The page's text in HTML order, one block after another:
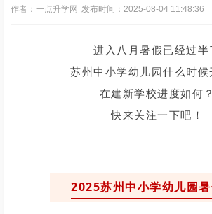
作者：一点升学网 发布时间：2025-08-04 11:48:36
进入八月暑假已经过半
苏州中小学幼儿园什么时候
在建新学校进度如何？
快来关注一下吧！
2025苏州中小学幼儿园